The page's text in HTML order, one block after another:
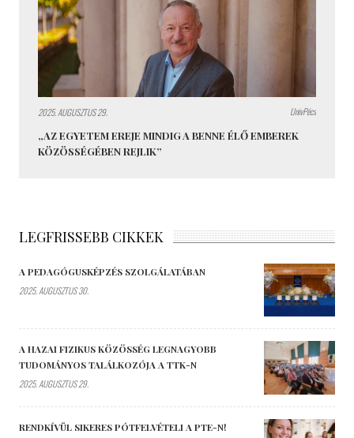
2025. AUGUSZTUS 29. UnivPécs
„AZ EGYETEM EREJE MINDIG A BENNE ÉLŐ EMBEREK
KÖZÖSSÉGÉBEN REJLIK”
LEGFRISSEBB CIKKEK
A PEDAGÓGUSKÉPZÉS SZOLGÁLATÁBAN
2025. AUGUSZTUS 30.
A HAZAI FIZIKUS KÖZÖSSÉG LEGNAGYOBB
TUDOMÁNYOS TALÁLKOZÓJA A TTK-N
2025. AUGUSZTUS 29.
RENDKÍVÜL SIKERES PÓTFELVÉTELI A PTE-N!